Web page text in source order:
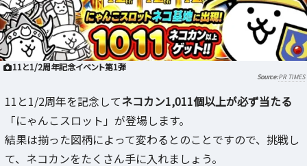
11と1/2周年記念イベント第1弾
PR TIMES
11と1/2周年を記念してネコカン1,011個以上が必ず当たる
「にゃんこスロット」が登場します。
結果は揃った図柄によって変わるとのことですので、挑戦し
て、ネコカンをたくさん手に入れましょう。